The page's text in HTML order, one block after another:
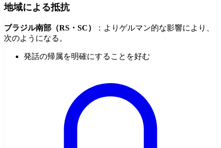
地域による抵抗
ブラジル南部（RS・SC）
：よりゲルマン的な影響により、
次のようになる。
発話の帰属を明確にすることを好む